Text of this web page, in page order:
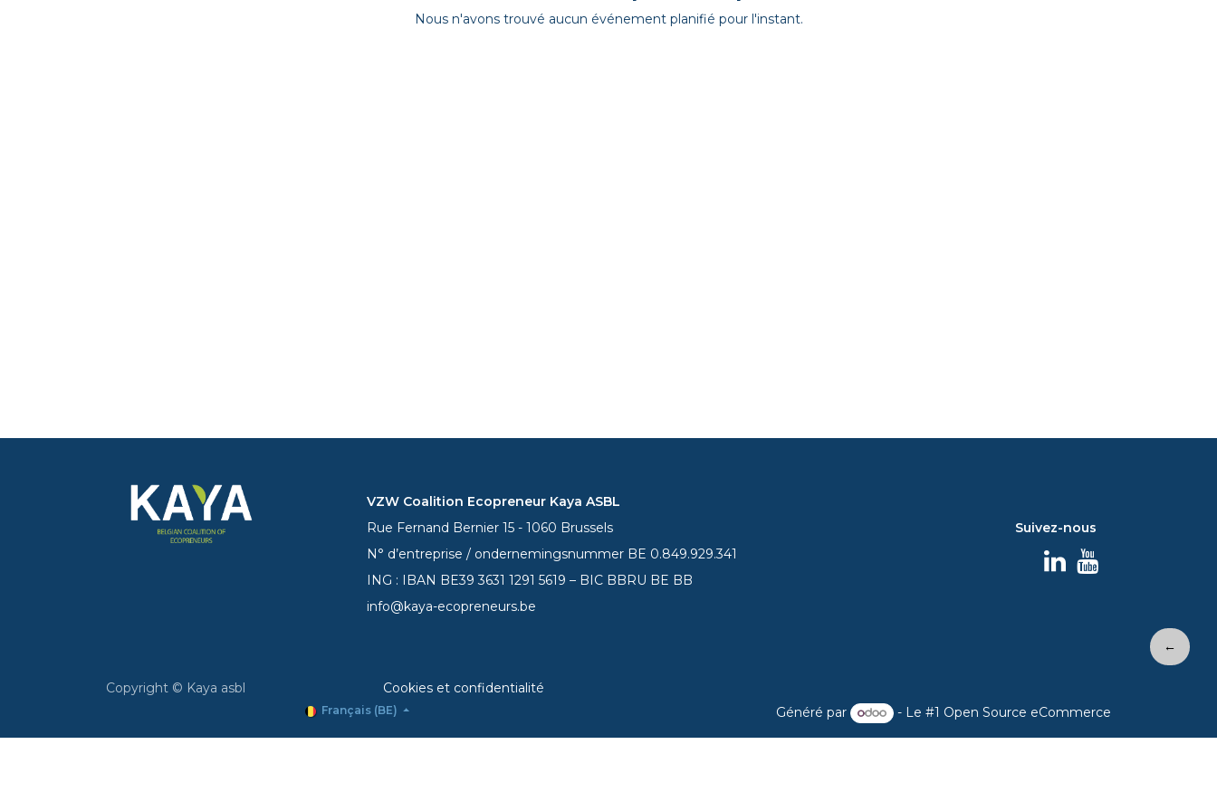
Nous n'avons trouvé aucun événement planifié pour l'instant.
Suivez-nous
←
VZW Coalition Ecopreneur Kaya ASBL
Rue Fernand Bernier 15 - 1060 Brussels
N° d’entreprise / ondernemingsnummer BE 0.849.929.341
ING : IBAN BE393631 1291 5619 – BIC BBRU BE BB
info@kaya-ecopreneurs.be
Copyright © Kaya asbl Cookies et confidentialité
Français (BE) Généré par - Le #1 Open Source eCommerce